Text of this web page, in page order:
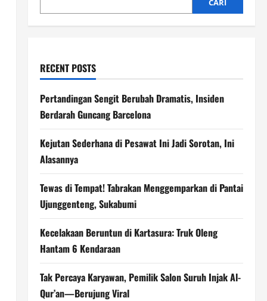
CARI
RECENT POSTS
Pertandingan Sengit Berubah Dramatis, Insiden
Berdarah Guncang Barcelona
Kejutan Sederhana di Pesawat Ini Jadi Sorotan, Ini
Alasannya
Tewas di Tempat! Tabrakan Menggemparkan di Pantai
Ujunggenteng, Sukabumi
Kecelakaan Beruntun di Kartasura: Truk Oleng
Hantam 6 Kendaraan
Tak Percaya Karyawan, Pemilik Salon Suruh Injak Al-
Qur’an—Berujung Viral